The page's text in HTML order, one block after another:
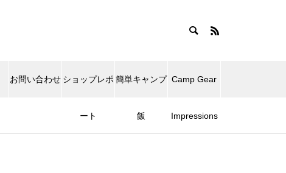
お問い合わせ ショップレポ
ート
簡単キャンプ
飯
Camp Gear
Impressions